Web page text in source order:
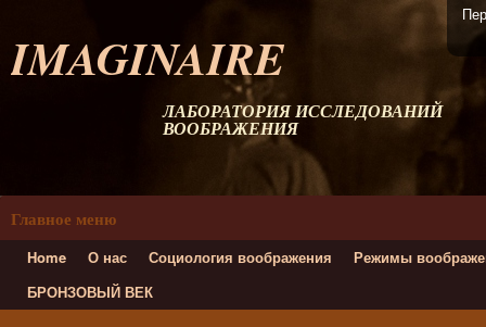
IMAGINAIRE
ЛАБОРАТОРИЯ ИССЛЕДОВАНИЙ
ВООБРАЖЕНИЯ
Главное меню
Home О нас Социология воображения
Режимы
БРОНЗОВЫЙ ВЕК